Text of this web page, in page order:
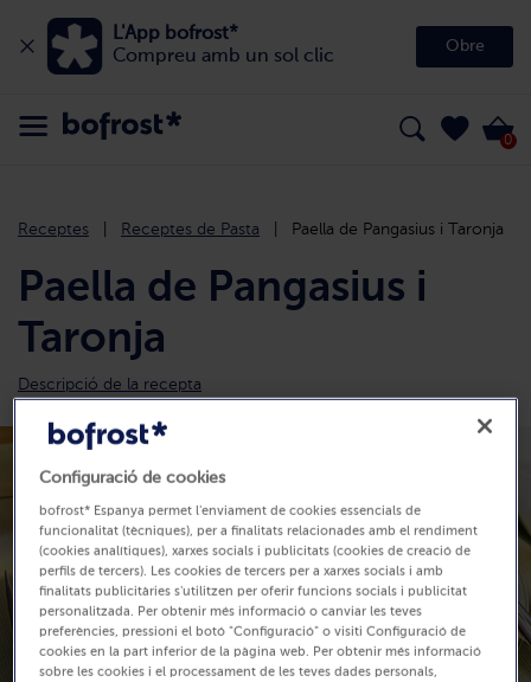
L'App bofrost*
Compreu amb un sol clic
Obre
0
Receptes Receptes de Pasta Paella de Pangasius i Taronja
Paella de Pangasius i
Taronja
Descripció de la recepta
Configuració de cookies
bofrost* Espanya permet l'enviament de cookies essencials de
funcionalitat (tècniques), per a finalitats relacionades amb el rendiment
(cookies analítiques), xarxes socials i publicitats (cookies de creació de
perfils de tercers). Les cookies de tercers per a xarxes socials i amb
finalitats publicitàries s'utilitzen per oferir funcions socials i publicitat
personalitzada. Per obtenir més informació o canviar les teves
preferències, pressioni el botó "Configuració" o visiti Configuració de
cookies en la part inferior de la pàgina web. Per obtenir més informació
sobre les cookies i el processament de les teves dades personals,